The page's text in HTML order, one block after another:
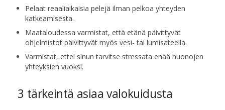
Pelaat reaaliaikaisia pelejä ilman pelkoa yhteyden
katkeamisesta.
Maataloudessa varmistat, että etänä päivittyvät
ohjelmistot päivittyvät myös vesi- tai lumisateella.
Varmistat, ettei sinun tarvitse stressata enää huonojen
yhteyksien vuoksi.
3 tärkeintä asiaa valokuidusta